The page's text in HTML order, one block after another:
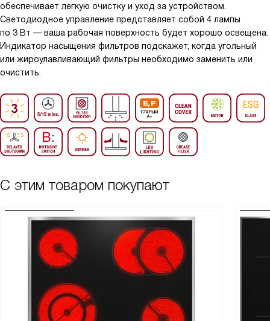
обеспечивает легкую очистку и уход за устройством.
Светодиодное управление представляет собой 4 лампы
по 3 Вт — ваша рабочая поверхность будет хорошо освещена.
Индикатор насыщения фильтров подскажет, когда угольный
или жироулавливающий фильтры необходимо заменить или
очистить.
С этим товаром покупают